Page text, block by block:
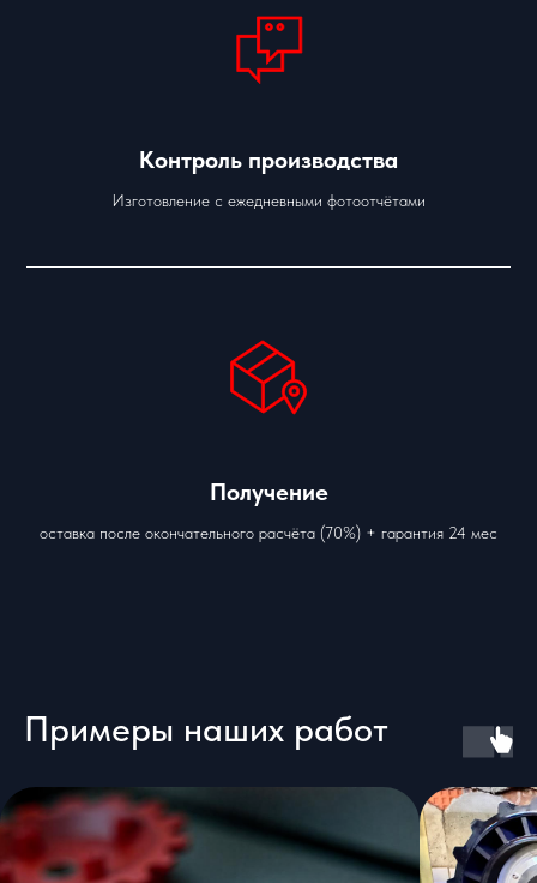
Контроль производства
Изготовление с ежедневными фотоотчётами
Получение
оставка после окончательного расчёта (70%) + гарантия 24 мес
Примеры наших работ